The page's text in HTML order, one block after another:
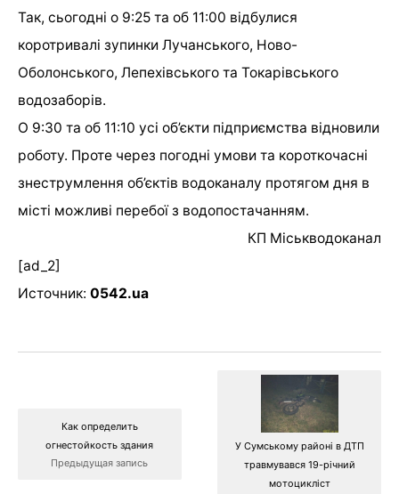
Так, сьогодні о 9:25 та об 11:00 відбулися
коротривалі зупинки Лучанського, Ново-
Оболонського, Лепехівського та Токарівського
водозаборів.
О 9:30 та об 11:10 усі об’єкти підприємства відновили
роботу. Проте через погодні умови та короткочасні
знеструмлення об’єктів водоканалу протягом дня в
місті можливі перебої з водопостачанням.
КП Міськводоканал
[ad_2]
Источник: 0542.ua
Как определить
огнестойкость здания
Предыдущая запись
У Сумському районі в ДТП
травмувався 19-річний
мотоцикліст